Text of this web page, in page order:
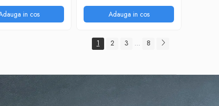
in cos Adauga in cos
1 2 3 ... 8